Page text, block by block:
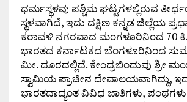
ಧರ್ಮಸ್ಥಳವು ಪಶ್ಚಿಮ ಘಟ್ಟಗಳಲ್ಲಿರುವ
ಸ್ಥಳವಾಗಿದೆ, ಇದು ದಕ್ಷಿಣ ಕನ್ನಡ ಜಿಲ್ಲೆಯ
ಕರಾವಳಿ ನಗರವಾದ ಮಂಗಳೂರಿನಿಂದ 70 ಕಿ.
ಭಾರತದ ಕರ್ನಾಟಕದ ಬೆಂಗಳೂರಿನಿಂದ
ಮೀ. ದೂರದಲ್ಲಿದೆ. ಕೇಂದ್ರಬಿಂದುವು ಶ್ರೀ
ಸ್ವಾಮಿಯ ಪ್ರಾಚೀನ ದೇವಾಲಯವಾಗಿದ್ದು,
ಭಾರತದಾದ್ಯಂತ ವಿವಿಧ ಜಾತಿಗಳು, ಪಂಥಗಳು